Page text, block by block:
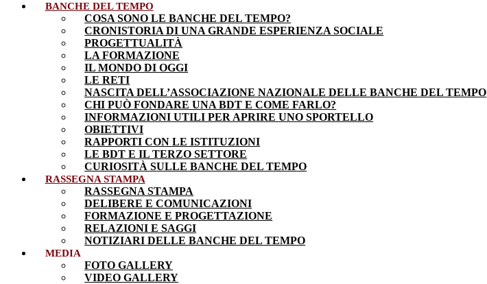
BANCHE DEL TEMPO
COSA SONO LE BANCHE DEL TEMPO?
CRONISTORIA DI UNA GRANDE ESPERIENZA SOCIALE
PROGETTUALITÀ
LA FORMAZIONE
IL MONDO DI OGGI
LE RETI
NASCITA DELL’ASSOCIAZIONE NAZIONALE DELLE BANCHE DEL TEMPO
CHI PUÒ FONDARE UNA BDT E COME FARLO?
INFORMAZIONI UTILI PER APRIRE UNO SPORTELLO
OBIETTIVI
RAPPORTI CON LE ISTITUZIONI
LE BDT E IL TERZO SETTORE
CURIOSITÀ SULLE BANCHE DEL TEMPO
RASSEGNA STAMPA
RASSEGNA STAMPA
DELIBERE E COMUNICAZIONI
FORMAZIONE E PROGETTAZIONE
RELAZIONI E SAGGI
NOTIZIARI DELLE BANCHE DEL TEMPO
MEDIA
FOTO GALLERY
VIDEO GALLERY